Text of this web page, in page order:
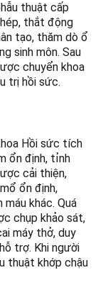
thuật cấp
thắt động
tạo, thăm dò ổ
sinh môn. Sau
chuyển khoa
trị hồi sức.
Hồi sức tích
ổn định, tỉnh
cải thiện,
ổn định,
khác. Quá
chụp khảo sát,
máy thở, duy
trợ. Khi người
thuật khớp chậu